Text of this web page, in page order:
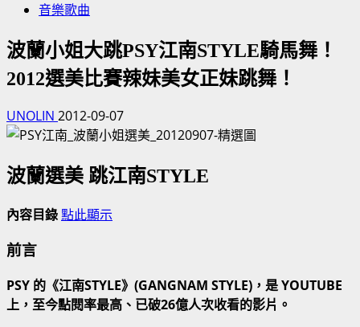
音樂歌曲
波蘭小姐大跳PSY江南STYLE騎馬舞！
2012選美比賽辣妹美女正妹跳舞！
UNOLIN 2012-09-07
波蘭選美 跳江南STYLE
內容目錄點此顯示
前言
PSY 的《江南STYLE》(GANGNAM STYLE)，是 YOUTUBE
上，至今點閱率最高、已破26億人次收看的影片。